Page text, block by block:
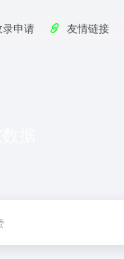
录申请 友情链接